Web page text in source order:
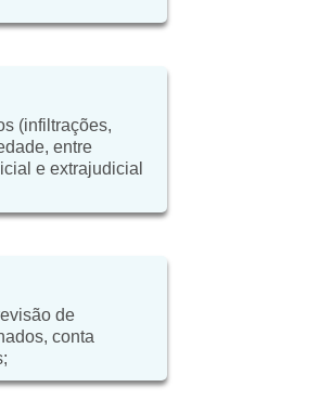
(infiltrações,
entre
e extrajudicial
de
conta